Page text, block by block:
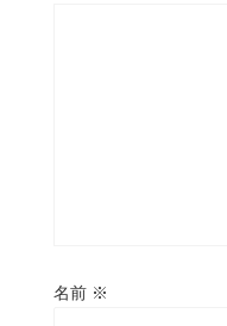
名前 ※